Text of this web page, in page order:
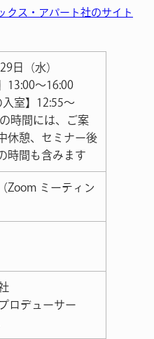
クス・アパート社のサイト
日（水）
13:00～16:00
入室】12:55〜
時間には、ご案
休憩、セミナー後
時間も含みます
Zoom ミーティン
ロデューサー